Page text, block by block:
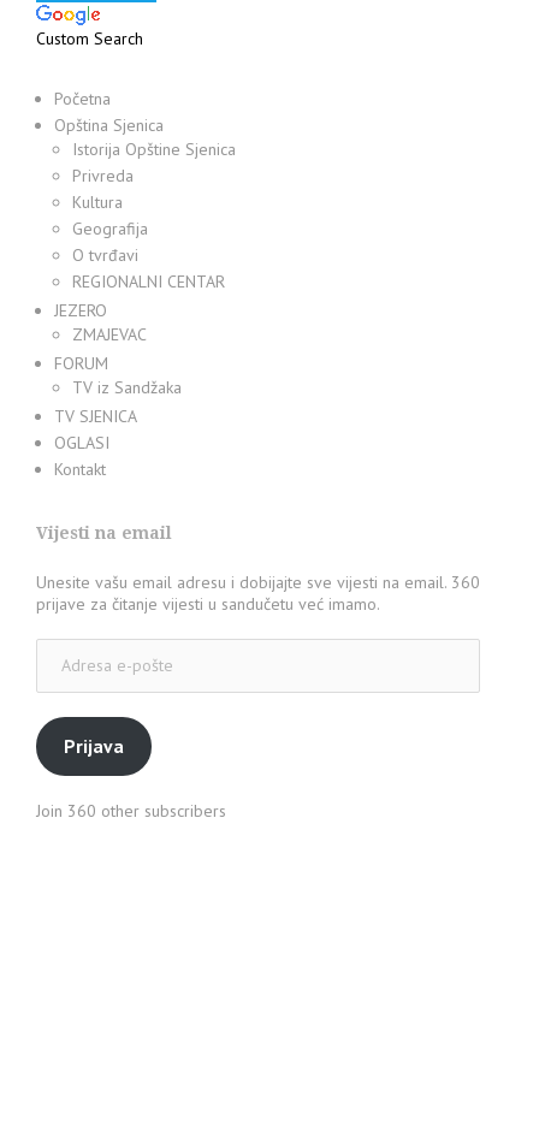
Custom Search
Početna
Opština Sjenica
Istorija Opštine Sjenica
Privreda
Kultura
Geografija
O tvrđavi
REGIONALNI CENTAR
JEZERO
ZMAJEVAC
FORUM
TV iz Sandžaka
TV SJENICA
OGLASI
Kontakt
Vijesti na email
Unesite vašu email adresu i dobijajte sve vijesti na email. 360
prijave za čitanje vijesti u sandučetu već imamo.
pošte
Prijava
Join 360 other subscribers